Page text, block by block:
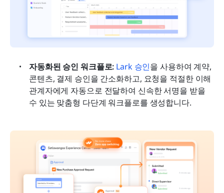
자동화된 승인 워크플로: Lark 승인을 사용하여 계약,
콘텐츠, 결제 승인을 간소화하고, 요청을 적절한 이해
관계자에게 자동으로 전달하여 신속한 서명을 받을
수 있는 맞춤형 다단계 워크플로를 생성합니다.